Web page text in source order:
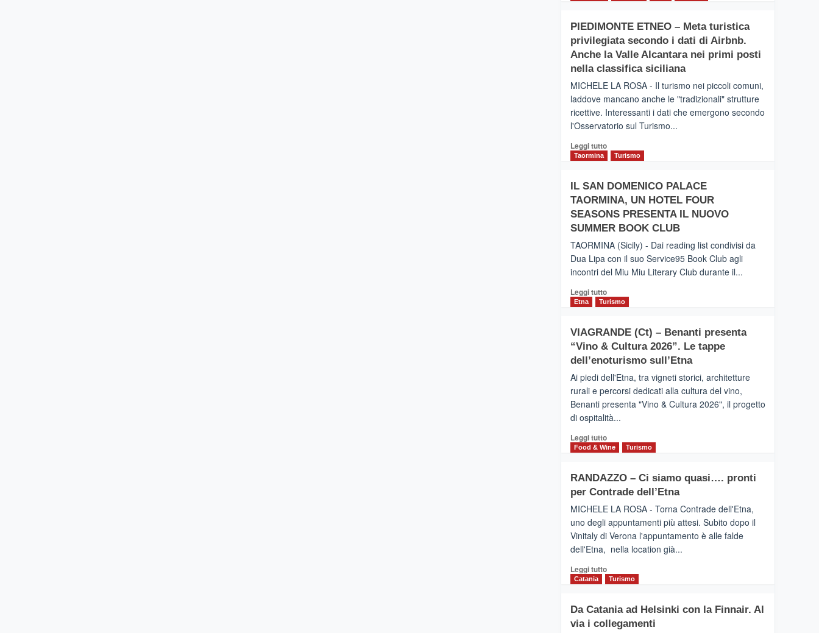
CATANIA
–
Inaugurato
il
collegamento
tra
Catania
e
operato
da
PIEDIMONTE ETNEO – Meta turistica
privilegiata secondo i dati di Airbnb.
Anche la Valle Alcantara nei primi posti
nella classifica siciliana
MICHELE LA ROSA - Il turismo nei piccoli comuni,
laddove mancano anche le "tradizionali" strutture
ricettive. Interessanti i dati che emergono secondo
l'Osservatorio sul Turismo...
Leggi tuttoLeggi
PIEDIMONTE
ETNEO
–
Meta
privilegiata
secondo
i
di
Airbnb.
la
Valle
Alcantara
nei
primi
classifica
siciliana
Taormina Turismo
IL SAN DOMENICO PALACE
TAORMINA, UN HOTEL FOUR
SEASONS PRESENTA IL NUOVO
SUMMER BOOK CLUB
TAORMINA (Sicily) - Dai reading list condivisi da
Dua Lipa con il suo Service95 Book Club agli
incontri del Miu Miu Literary Club durante il...
Leggi tuttoLeggi
di
IL
SAN
DOMENICO
TAORMINA,
UN
HOTEL
FOUR
PRESENTA
IL
SUMMER
BOOK
CLUB
Etna Turismo
VIAGRANDE (Ct) – Benanti presenta
“Vino & Cultura 2026”. Le tappe
dell’enoturismo sull’Etna
Ai piedi dell'Etna, tra vigneti storici, architetture
rurali e percorsi dedicati alla cultura del vino,
Benanti presenta "Vino & Cultura 2026", il progetto
di ospitalità...
Leggi tuttoLeggi
di
VIAGRANDE
(Ct)
–
presenta
“Vino
&
2026”.
Le
dell’enoturismo
sull’Etna
Food & Wine Turismo
RANDAZZO – Ci siamo quasi…. pronti
per Contrade dell’Etna
MICHELE LA ROSA - Torna Contrade dell'Etna,
uno degli appuntamenti più attesi. Subito dopo il
Vinitaly di Verona l'appuntamento è alle falde
dell'Etna, nella location già...
Leggi tuttoLeggi
di
RANDAZZO
–
Catania Turismo
Da Catania ad Helsinki con la Finnair. Al
via i collegamenti